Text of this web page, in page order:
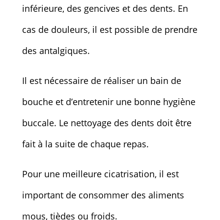
inférieure, des gencives et des dents. En
cas de douleurs, il est possible de prendre
des antalgiques.
Il est nécessaire de réaliser un bain de
bouche et d’entretenir une bonne hygiène
buccale. Le nettoyage des dents doit être
fait à la suite de chaque repas.
Pour une meilleure cicatrisation, il est
important de consommer des aliments
mous, tièdes ou froids.